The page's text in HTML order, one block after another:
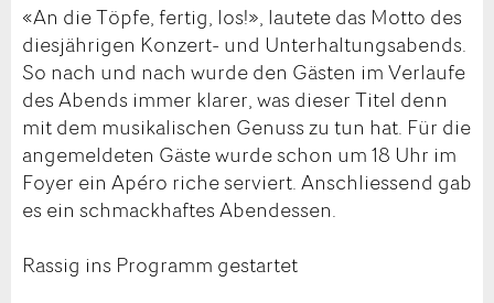
«An die Töpfe, fertig, los!», lautete das Motto des
diesjährigen Konzert- und Unterhaltungsabends.
So nach und nach wurde den Gästen im Verlaufe
des Abends immer klarer, was dieser Titel denn
mit dem musikalischen Genuss zu tun hat. Für die
angemeldeten Gäste wurde schon um 18 Uhr im
Foyer ein Apéro riche serviert. Anschliessend gab
es ein schmackhaftes Abendessen.
Rassig ins Programm gestartet